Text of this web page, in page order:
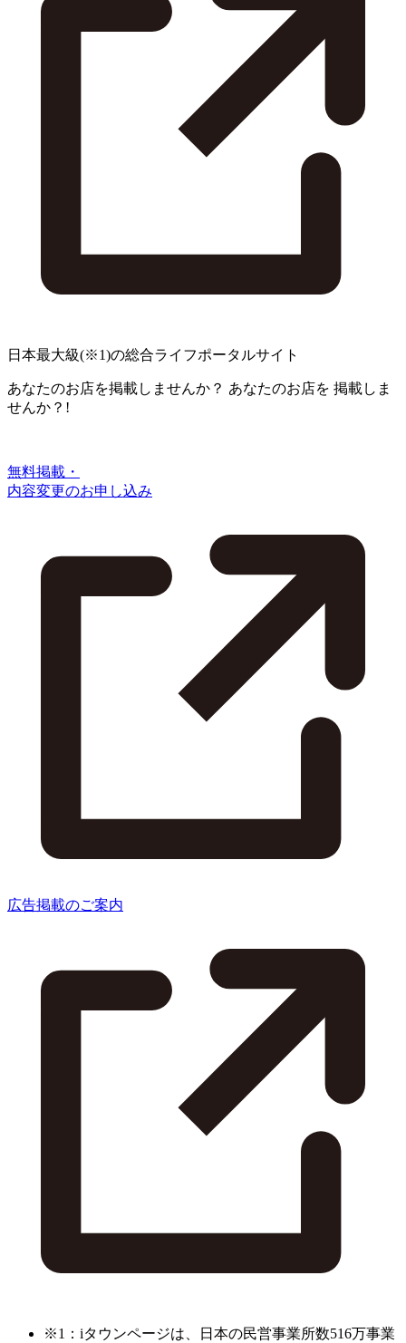
日本最大級(※1)の総合ライフポータルサイト
あなたのお店を掲載しませんか？ あなたのお店を 掲載しま
せんか？!
無料掲載・
内容変更のお申し込み
広告掲載のご案内
※1：iタウンページは、日本の民営事業所数516万事業